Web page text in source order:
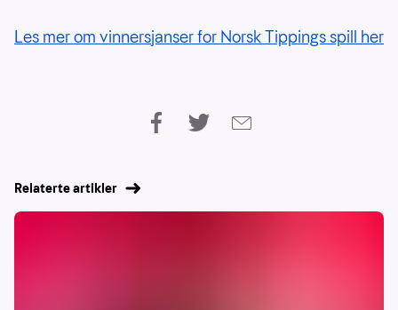
Les mer om vinnersjanser for Norsk Tippings spill her
Relaterte artikler